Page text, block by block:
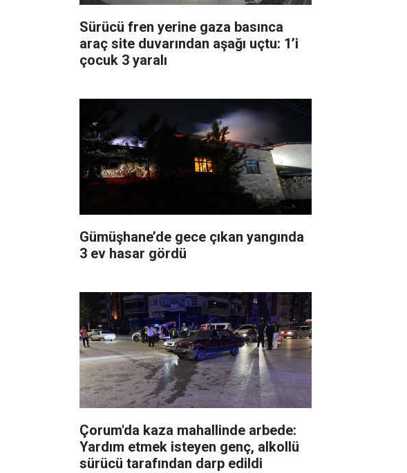
Sürücü fren yerine gaza basınca
araç site duvarından aşağı uçtu: 1’i
çocuk 3 yaralı
Gümüşhane’de gece çıkan yangında
3 ev hasar gördü
Çorum'da kaza mahallinde arbede:
Yardım etmek isteyen genç, alkollü
sürücü tarafından darp edildi